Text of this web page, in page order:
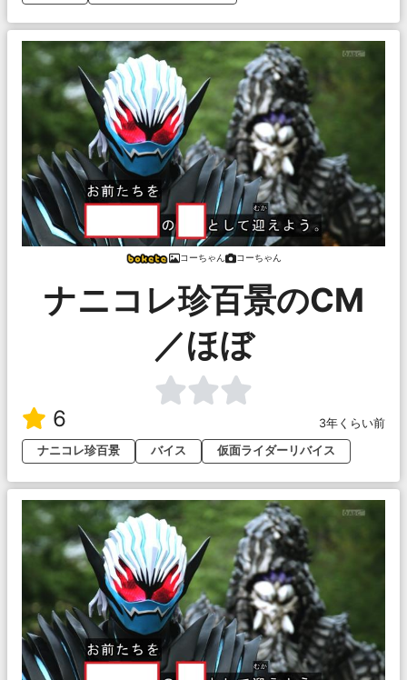
コーちゃん コーちゃん
ナニコレ珍百景のCM
／ほぼ
6
3年くらい前
ナニコレ珍百景
バイス 仮面ライダーリバイス